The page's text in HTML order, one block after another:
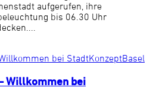
aufgerufen, ihre
bis 06.30 Uhr
Willkommen bei